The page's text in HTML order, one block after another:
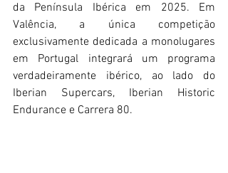
da Península Ibérica em 2025. Em
Valência, a única competição
exclusivamente dedicada a monolugares
em Portugal integrará um programa
verdadeiramente ibérico, ao lado do
Iberian Supercars, Iberian Historic
Endurance e Carrera 80.